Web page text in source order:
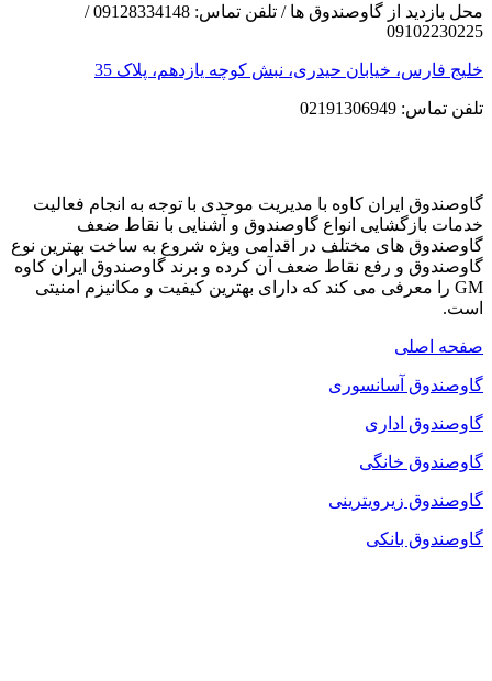
محل بازدید از گاوصندوق ها / تلفن تماس: 09128334148 /
09102230225
خلیج فارس، خیابان حیدری، نبش کوچه یازدهم، پلاک 35
تلفن تماس: 02191306949
گاوصندوق ایران کاوه با مدیریت موحدی با توجه به انجام فعالیت
خدمات بازگشایی انواع گاوصندوق و آشنایی با نقاط ضعف
گاوصندوق های مختلف در اقدامی ویژه شروع به ساخت بهترین نوع
گاوصندوق و رفع نقاط ضعف آن کرده و برند گاوصندوق ایران کاوه
GM را معرفی می کند که دارای بهترین کیفیت و مکانیزم امنیتی
است.
صفحه اصلی
گاوصندوق آسانسوری
گاوصندوق اداری
گاوصندوق خانگی
گاوصندوق زیرویترینی
گاوصندوق بانکی